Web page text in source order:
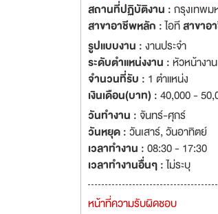
สถานที่ปฏิบัติงาน :กรุงเทพม
สาขาอาชีพหลัก :ไอทีสาขาอ
รูปแบบงาน :งานประจำ
ระดับตำแหน่งงาน :หัวหน้างาน
จำนวนที่รับ : 1 ตำแหน่ง
เงินเดือน(บาท) :40,000 -
วันทำงาน : จันทร์-ศุกร์
วันหยุด :วันเสาร์,วันอาทิตย์
เวลาทำงาน :08:30 - 17:30
เวลาทำงานอื่นๆ :ไม่ระบุ
หน้าที่ความรับผิดชอบ